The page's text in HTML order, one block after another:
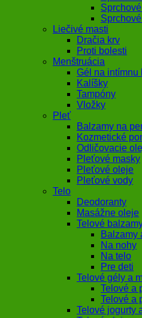
Liečivé masti
Dračia krv
Proti bolesti
Menštruácia
Gél na intímnu
Kalíšky
Tampóny
Vložky
Pleť
Balzamy na
Kozmetické
Odličovacie
Pleťové masky
Pleťové oleje
Pleťové vody
Telo
Deodoranty
Masážne oleje
Telové
Balzamy
Na nohy
Na telo
Pre deti
Telové gély a
Telové a
Telové a
Telové jogurty